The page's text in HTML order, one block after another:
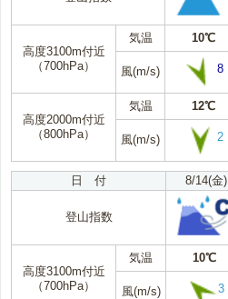
高度3100m付近
（700hPa）
気温 10℃
風(m/s) 8
高度2000m付近
（800hPa）
気温 12℃
風(m/s) 2
日 付 8/14(金)
登山指数
高度3100m付近
（700hPa）
気温 10℃
風(m/s) 3